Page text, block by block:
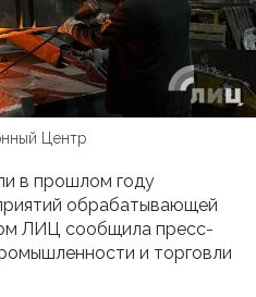
Центр
в прошлом году
обрабатывающей
ЛИЦ сообщила пресс-
и торговли